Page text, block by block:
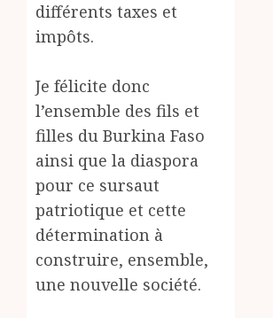
différents taxes et
impôts.
Je félicite donc
l’ensemble des fils et
filles du Burkina Faso
ainsi que la diaspora
pour ce sursaut
patriotique et cette
détermination à
construire, ensemble,
une nouvelle société.